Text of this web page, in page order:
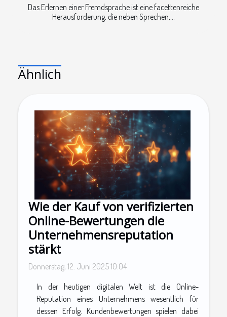
Das Erlernen einer Fremdsprache ist eine facettenreiche
Herausforderung, die neben Sprechen,...
Ähnlich
Wie der Kauf von verifizierten
Online-Bewertungen die
Unternehmensreputation
stärkt
Donnerstag, 12. Juni 2025 10:04
In der heutigen digitalen Welt ist die Online-
Reputation eines Unternehmens wesentlich für
dessen Erfolg. Kundenbewertungen spielen dabei